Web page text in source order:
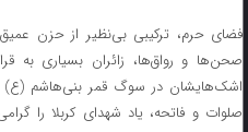
فضای حرم، ترکیبی بی‌نظیر از حزن
صحن‌ها و رواق‌ها، زائران بسیاری به
اشک‌هایشان در سوگ قمر بنی‌هاشم (ع)
صلوات و فاتحه، یاد شهدای کربلا را